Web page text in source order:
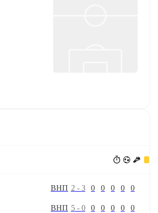
ВНП 2 - 3 0 0 0 0 0
ВНП 5- 0 0 0 0 0 0